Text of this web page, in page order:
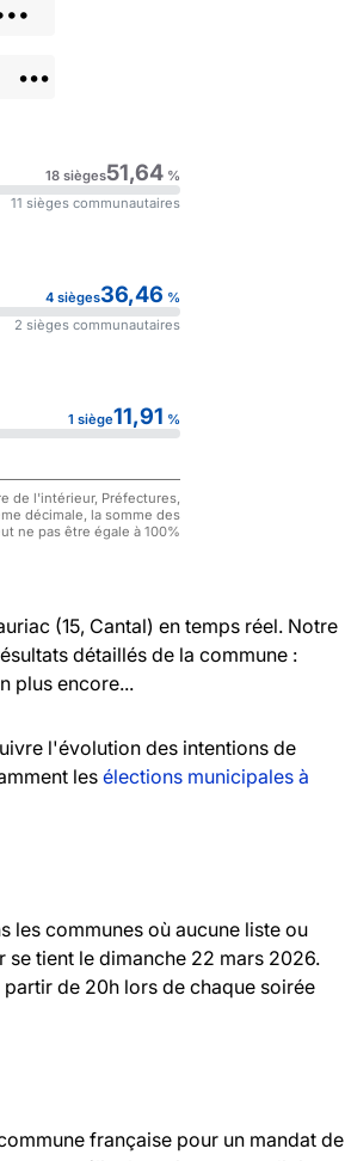
•••
18 sièges51,64 %
11 sièges communautaires
4 sièges36,46 %
2 sièges communautaires
1 siège11,91 %
de l'intérieur, Préfectures,
décimale, la somme des
ne pas être égale à 100%
(15, Cantal) en temps réel. Notre
détaillés de la commune :
plus encore...
l'évolution des intentions de
les élections municipales à
les communes où aucune liste ou
tient le dimanche 22 mars 2026.
de 20h lors de chaque soirée
française pour un mandat de